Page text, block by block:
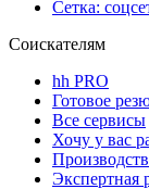
Сетка:
Соискателям
hh PRO
Готовое
Все сервисы
Хочу у вас
Экспертная